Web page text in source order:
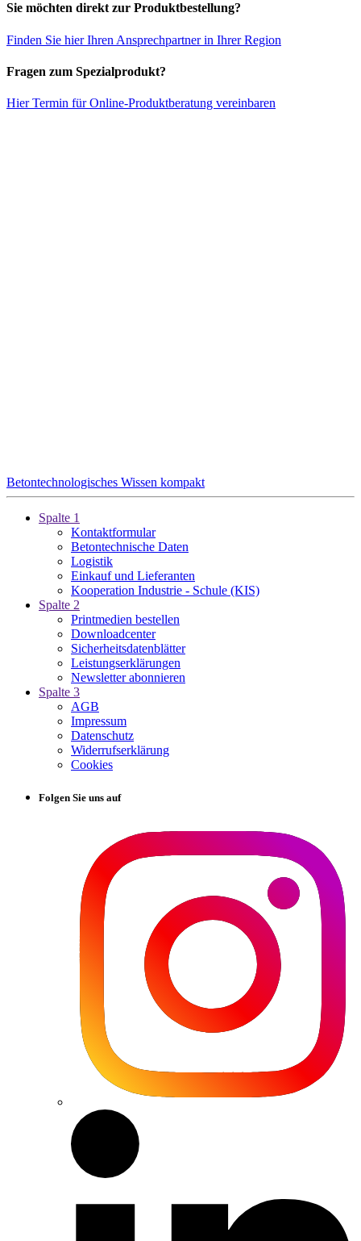
Sie möchten direkt zur Produktbestellung?
Finden Sie hier Ihren Ansprechpartner in Ihrer Region
Fragen zum Spezialprodukt?
Hier Termin für Online-Produktberatung vereinbaren
Betontechnologisches Wissen kompakt
Spalte 1
Kontaktformular
Betontechnische Daten
Logistik
Einkauf und Lieferanten
Kooperation Industrie - Schule (KIS)
Spalte 2
Printmedien bestellen
Downloadcenter
Sicherheitsdatenblätter
Leistungserklärungen
Newsletter abonnieren
Spalte 3
AGB
Impressum
Datenschutz
Widerrufserklärung
Cookies
Folgen Sie uns auf